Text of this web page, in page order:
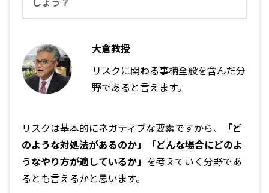
大倉教授
リスクに関わる事柄全般を含んだ分
野であると言えます。
リスクは基本的にネガティブな要素ですから、
「ど
のような対処法があるのか」「どんな場合にどのよ
うなやり方が適しているか」 を考えていく分野であ
るとも言えるかと思います。